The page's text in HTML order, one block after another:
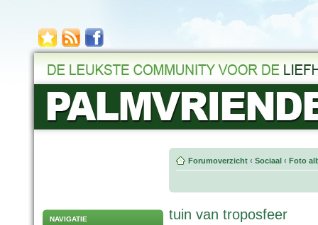
NAVIGATIE
Forumoverzicht ‹ Sociaal ‹ Foto
tuin van troposfeer